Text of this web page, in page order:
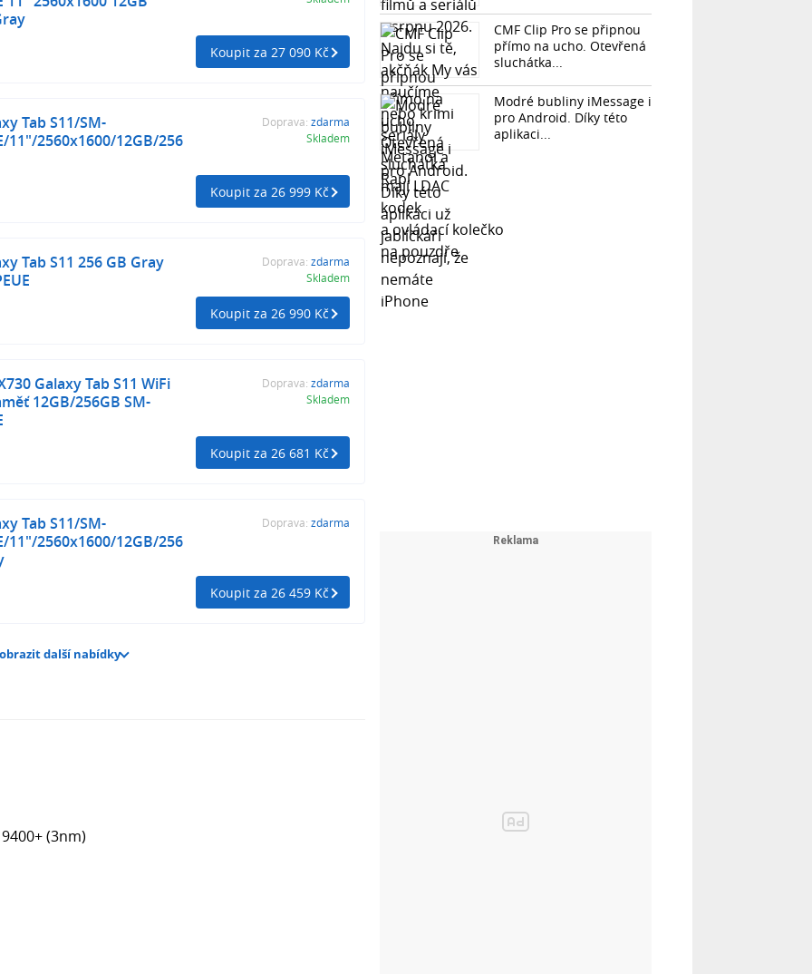
Koupit za 27 090 Kč
Tab S11/SM-
11"/2560x1600/12GB/256
Doprava: zdarma
Skladem
Koupit za 26 999 Kč
Tab S11 256 GB Gray
Doprava: zdarma
Skladem
Koupit za 26 990 Kč
Galaxy Tab S11 WiFi
12GB/256GB SM-
Doprava: zdarma
Skladem
Koupit za 26 681 Kč
Tab S11/SM-
11"/2560x1600/12GB/256
Doprava: zdarma
Koupit za 26 459 Kč
další nabídky
(3nm)
CMF Clip Pro se připnou
přímo na ucho. Otevřená
sluchátka...
Modré bubliny iMessage i
pro Android. Díky této
aplikaci...